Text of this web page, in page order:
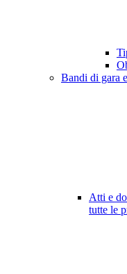
Bandi di gara
Atti e
tutte le